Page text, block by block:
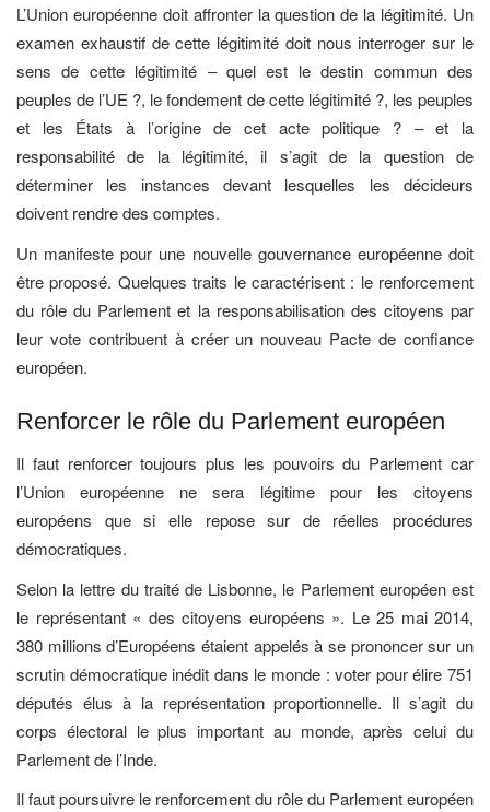
L’Union européenne doit affronter la question de la légitimité. Un
examen exhaustif de cette légitimité doit nous interroger sur le
sens de cette légitimité – quel est le destin commun des
peuples de l’UE ?, le fondement de cette légitimité ?, les peuples
et les États à l’origine de cet acte politique ? – et la
responsabilité de la légitimité, il s’agit de la question de
déterminer les instances devant lesquelles les décideurs
doivent rendre des comptes.
Un manifeste pour une nouvelle gouvernance européenne doit
être proposé. Quelques traits le caractérisent : le renforcement
du rôle du Parlement et la responsabilisation des citoyens par
leur vote contribuent à créer un nouveau Pacte de confiance
européen.
Renforcer le rôle du Parlement européen
Il faut renforcer toujours plus les pouvoirs du Parlement car
l’Union européenne ne sera légitime pour les citoyens
européens que si elle repose sur de réelles procédures
démocratiques.
Selon la lettre du traité de Lisbonne, le Parlement européen est
le représentant « des citoyens européens ». Le 25 mai 2014,
380 millions d’Européens étaient appelés à se prononcer sur un
scrutin démocratique inédit dans le monde : voter pour élire 751
députés élus à la représentation proportionnelle. Il s’agit du
corps électoral le plus important au monde, après celui du
Parlement de l’Inde.
Il faut poursuivre le renforcement du rôle du Parlement européen